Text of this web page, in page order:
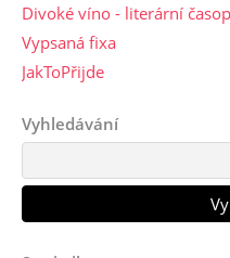
Divoké víno - literární
Vypsaná fixa
JakToPřijde
Vyhledávání